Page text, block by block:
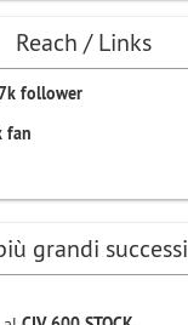
Reach / Links
follower
fan
grandi successi